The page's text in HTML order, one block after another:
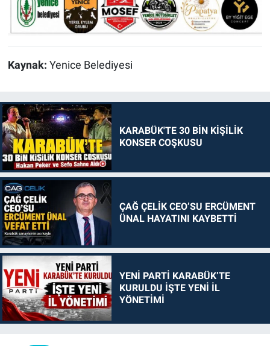
Kaynak: Yenice Belediyesi
KARABÜK'TE 30 BİN KİŞİLİK
KONSER COŞKUSU
ÇAĞ ÇELİK CEO’SU ERCÜMENT
ÜNAL HAYATINI KAYBETTİ
YENİ PARTİ KARABÜK’TE
KURULDU İŞTE YENİ İL
YÖNETİMİ